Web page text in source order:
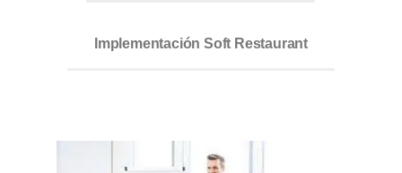
Implementación Soft Restaurant